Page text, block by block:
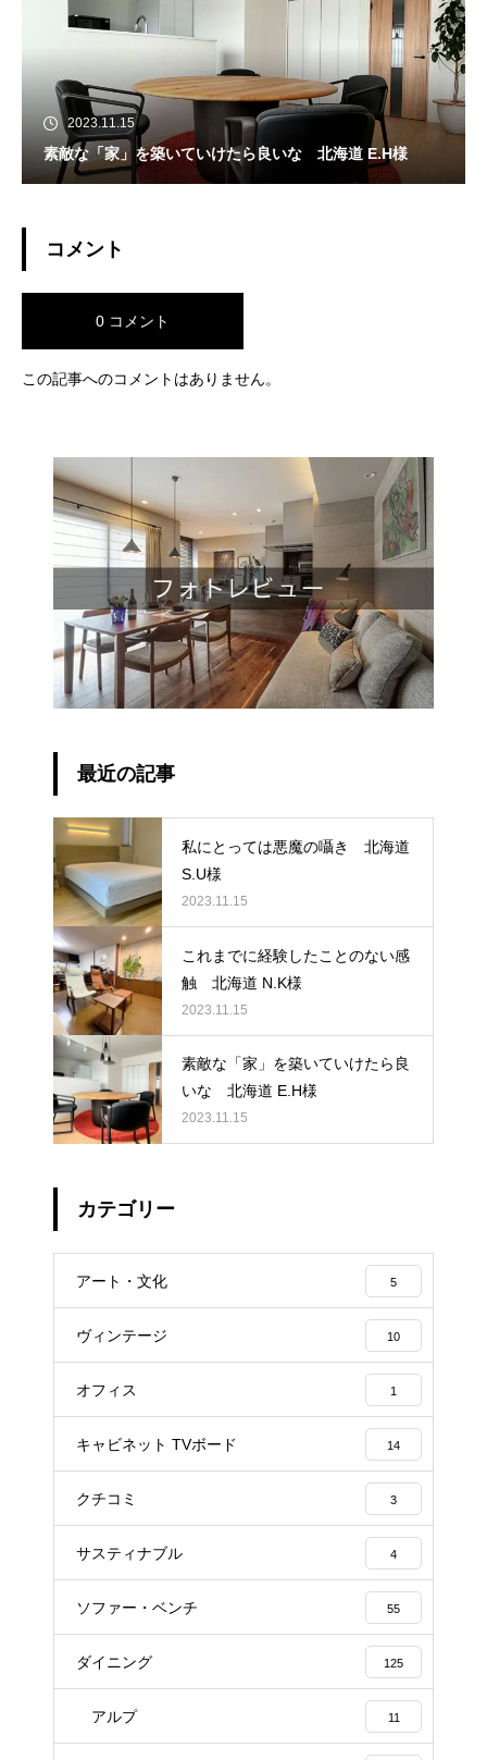
2023.11.15
素敵な「家」を築いていけたら良いな 北海道 E.H様
コメント
0 コメント
この記事へのコメントはありません。
最近の記事
私にとっては悪魔の囁き 北海道
S.U様
2023.11.15
これまでに経験したことのない感
触 北海道 N.K様
2023.11.15
素敵な「家」を築いていけたら良
いな 北海道 E.H様
2023.11.15
カテゴリー
アート・文化 5
ヴィンテージ 10
オフィス 1
キャビネット TVボード 14
クチコミ 3
サスティナブル 4
ソファー・ベンチ 55
ダイニング 125
アルプ 11